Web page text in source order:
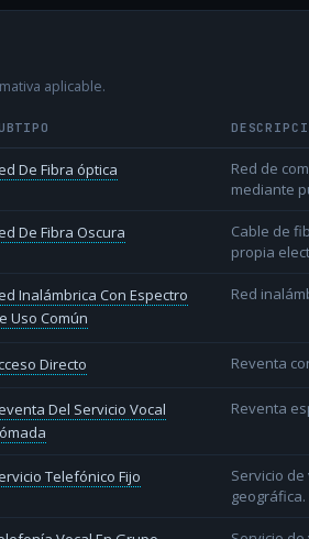
aplicable.
De Fibra óptica
Red de
mediante
De Fibra Oscura
Cable de
propia
Inalámbrica Con Espectro
Uso Común
Red
Directo Reventa
Del Servicio Vocal
Reventa
Telefónico Fijo
Servicio
geográfica.